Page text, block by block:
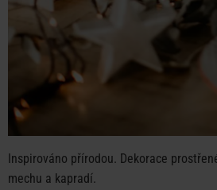
Inspirováno přírodou. Dekorace
mechu a kapradí.